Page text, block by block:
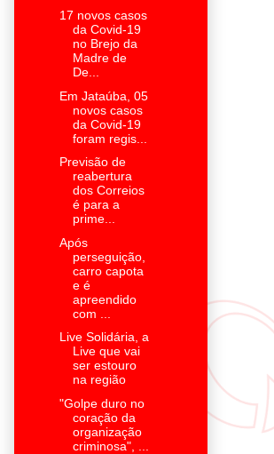
17 novos casos
da Covid-19
no Brejo da
Madre de
De...
Em Jataúba, 05
novos casos
da Covid-19
foram regis...
Previsão de
reabertura
dos Correios
é para a
prime...
Após
perseguição,
carro capota
e é
apreendido
com ...
Live Solidária, a
Live que vai
ser estouro
na região
"Golpe duro no
coração da
organização
criminosa", ...